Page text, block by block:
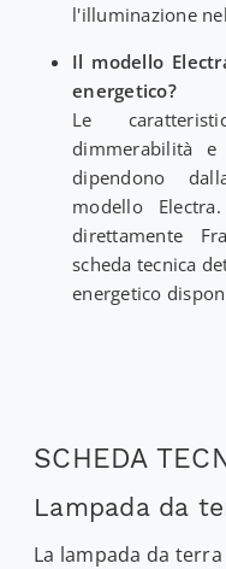
l'illuminazione
Il modello
energetico?
Le
dimmerabilità
dipendono
modello
direttamente
scheda tecnica
energetico
SCHEDA
Lampada da
La lampada da